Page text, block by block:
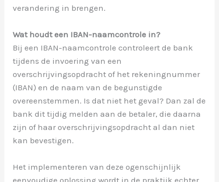
verandering in brengen.
Wat houdt een IBAN-naamcontrole in?
Bij een IBAN-naamcontrole controleert de bank
tijdens de invoering van een
overschrijvingsopdracht of het rekeningnummer
(IBAN) en de naam van de begunstigde
overeenstemmen. Is dat niet het geval? Dan zal de
bank dit tijdig melden aan de betaler, die daarna
zijn of haar overschrijvingsopdracht al dan niet
kan bevestigen.
Het implementeren van deze ogenschijnlijk